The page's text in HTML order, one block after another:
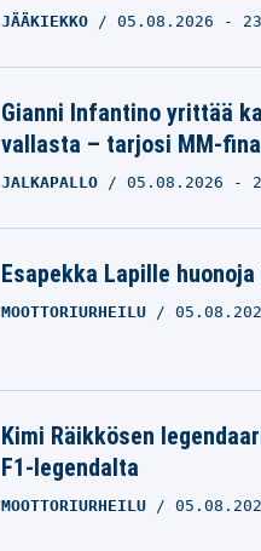
JÄÄKIEKKO 05.08.2026 -
Gianni Infantino yrittää
vallasta – tarjosi MM-
JALKAPALLO 05.08.2026 -
Esapekka Lapille
MOOTTORIURHEILU
Kimi Räikkösen
F1-legendalta
MOOTTORIURHEILU